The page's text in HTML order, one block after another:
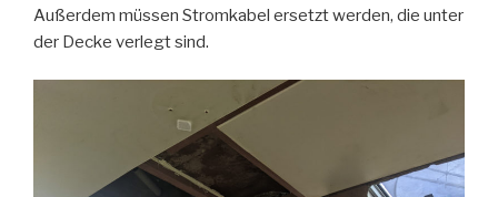
Außerdem müssen Stromkabel ersetzt werden, die unter
der Decke verlegt sind.